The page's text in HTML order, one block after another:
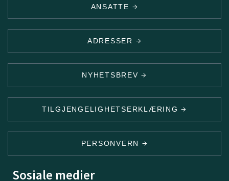
ANSATTE
ADRESSER
NYHETSBREV
TILGJENGELIGHETSERKLÆRING
PERSONVERN
Sosiale medier